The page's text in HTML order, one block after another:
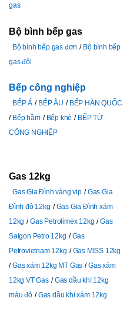
gas
Bộ bình bếp gas
Bộ bình bếp gas đơn
Bộ bình bếp
gas đôi
Bếp công nghiệp
BẾP Á BẾP ÂU
BẾP HÀN QUỐC
Bếp hầm
Bếp khè
BẾP TỪ
CÔNG NGHIỆP
Gas 12kg
Gas Gia Đình vàng vip
Gas Gia
Đình đỏ 12kg
Gas Gia Đình xám
12kg
Gas Petrolimex 12kg
Gas
Saigon Petro 12kg
Gas
Petrovietnam 12kg
Gas MISS 12kg
Gas xám 12kg MT Gas
Gas xám
12kg VT Gas
Gas dầu khí 12kg
màu đỏ
Gas dầu khí xám 12kg